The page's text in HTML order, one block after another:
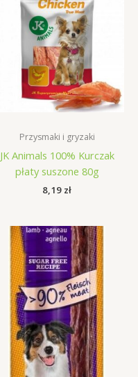
Przysmaki i gryzaki
JK Animals 100% Kurczak
płaty suszone 80g
8,19 zł